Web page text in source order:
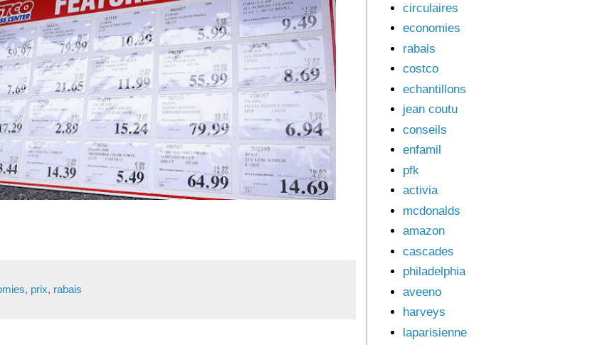
, prix, rabais
circulaires
economies
rabais
costco
echantillons
jean coutu
conseils
enfamil
pfk
activia
mcdonalds
amazon
cascades
philadelphia
aveeno
harveys
laparisienne